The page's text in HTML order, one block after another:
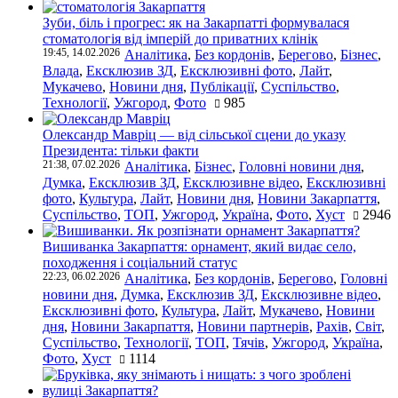
Зуби, біль і прогрес: як на Закарпатті формувалася
стоматологія від імперій до приватних клінік
19:45, 14.02.2026 Аналітика, Без кордонів, Берегово, Бізнес,
Влада, Ексклюзив ЗД, Ексклюзивні фото, Лайт,
Мукачево, Новини дня, Публікації, Суспільство,
Технології, Ужгород, Фото 985
Олександр Мавріц — від сільської сцени до указу
Президента: тільки факти
21:38, 07.02.2026 Аналітика, Бізнес, Головні новини дня,
Думка, Ексклюзив ЗД, Ексклюзивне відео, Ексклюзивні
фото, Культура, Лайт, Новини дня, Новини Закарпаття,
Суспільство, ТОП, Ужгород, Україна, Фото, Хуст 2946
Вишиванка Закарпаття: орнамент, який видає село,
походження і соціальний статус
22:23, 06.02.2026 Аналітика, Без кордонів, Берегово, Головні
новини дня, Думка, Ексклюзив ЗД, Ексклюзивне відео,
Ексклюзивні фото, Культура, Лайт, Мукачево, Новини
дня, Новини Закарпаття, Новини партнерів, Рахів, Світ,
Суспільство, Технології, ТОП, Тячів, Ужгород, Україна,
Фото, Хуст 1114